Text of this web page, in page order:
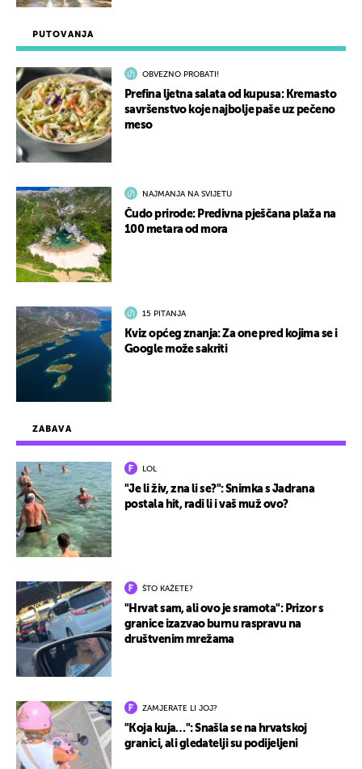
ZABAVA
LOL
"Je li živ, zna li se?": Snimka s Jadrana
postala hit, radi li i vaš muž ovo?
ŠTO KAŽETE?
"Hrvat sam, ali ovo je sramota": Prizor s
granice izazvao burnu raspravu na
društvenim mrežama
ZAMJERATE LI JOJ?
"Koja kuja…": Snašla se na hrvatskoj
granici, ali gledatelji su podijeljeni
PUTOVANJA
OBVEZNO PROBATI!
Prefina ljetna salata od kupusa: Kremasto
savršenstvo koje najbolje paše uz pečeno
meso
NAJMANJA NA SVIJETU
Čudo prirode: Predivna pješčana plaža na
100 metara od mora
15 PITANJA
Kviz općeg znanja: Za one pred kojima se i
Google može sakriti